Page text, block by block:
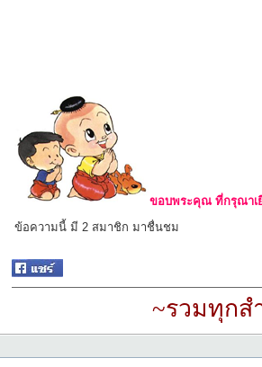
ขอบพระคุณ ที่กรุณาเ
ข้อความนี้ มี 2 สมาชิก มาชื่นชม
~รวมทุกส